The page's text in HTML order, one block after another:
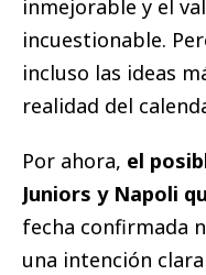
inmejorable y el
incuestionable.
incluso las ideas
realidad del
Por ahora, el
Juniors y Napoli
fecha confirmada
una intención